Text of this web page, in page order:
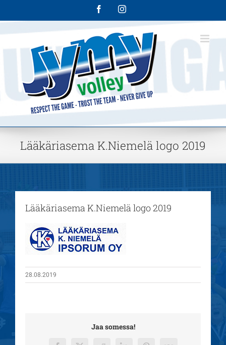
FacebookInstagram
Lääkäriasema K.Niemelä logo 2019
Lääkäriasema K.Niemelä logo 2019
28.08.2019
Jaa somessa!